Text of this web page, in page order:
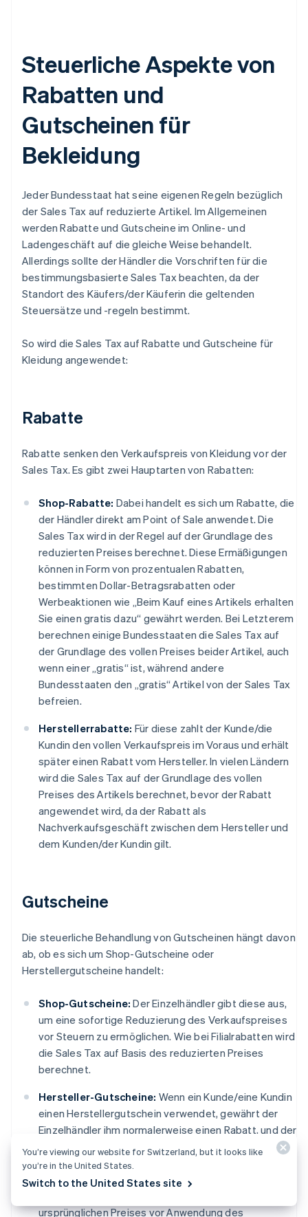
Steuerliche Aspekte von
Rabatten und
Gutscheinen für
Bekleidung
Jeder Bundesstaat hat seine eigenen Regeln bezüglich
der Sales Tax auf reduzierte Artikel. Im Allgemeinen
werden Rabatte und Gutscheine im Online- und
Ladengeschäft auf die gleiche Weise behandelt.
Allerdings sollte der Händler die Vorschriften für die
bestimmungsbasierte Sales Tax beachten, da der
Standort des Käufers/der Käuferin die geltenden
Steuersätze und -regeln bestimmt.
So wird die Sales Tax auf Rabatte und Gutscheine für
Kleidung angewendet:
Rabatte
Rabatte senken den Verkaufspreis von Kleidung vor der
Sales Tax. Es gibt zwei Hauptarten von Rabatten:
Shop-Rabatte: Dabei handelt es sich um Rabatte, die
der Händler direkt am Point of Sale anwendet. Die
Sales Tax wird in der Regel auf der Grundlage des
reduzierten Preises berechnet. Diese Ermäßigungen
können in Form von prozentualen Rabatten,
bestimmten Dollar-Betragsrabatten oder
Werbeaktionen wie „Beim Kauf eines Artikels erhalten
Sie einen gratis dazu“ gewährt werden. Bei Letzterem
berechnen einige Bundesstaaten die Sales Tax auf
der Grundlage des vollen Preises beider Artikel, auch
wenn einer „gratis“ ist, während andere
Bundesstaaten den „gratis“ Artikel von der Sales Tax
befreien.
Herstellerrabatte: Für diese zahlt der Kunde/die
Kundin den vollen Verkaufspreis im Voraus und erhält
später einen Rabatt vom Hersteller. In vielen Ländern
wird die Sales Tax auf der Grundlage des vollen
Preises des Artikels berechnet, bevor der Rabatt
angewendet wird, da der Rabatt als
Nachverkaufsgeschäft zwischen dem Hersteller und
dem Kunden/der Kundin gilt.
Gutscheine
Die steuerliche Behandlung von Gutscheinen hängt davon
ab, ob es sich um Shop-Gutscheine oder
Herstellergutscheine handelt:
Shop-Gutscheine: Der Einzelhändler gibt diese aus,
um eine sofortige Reduzierung des Verkaufspreises
vor Steuern zu ermöglichen. Wie bei Filialrabatten wird
die Sales Tax auf Basis des reduzierten Preises
berechnet.
Hersteller-Gutscheine: Wenn ein Kunde/eine Kundin
einen Herstellergutschein verwendet, gewährt der
Einzelhändler ihm normalerweise einen Rabatt, und der
Hersteller erstattet dem Händler dann den Kaufpreis
zurück. Für Sales Tax-Zwecke wird dieses Szenario in
vielen Bundesstaaten anders gehandhabt. An einigen
ursprünglichen Preises vor Anwendung des
You’re viewing our website for Switzerland, but it looks like
you’re in the United States.
Switch to the United States site